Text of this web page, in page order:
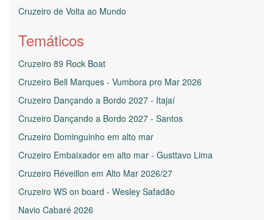
Cruzeiro de Volta ao Mundo
Temáticos
Cruzeiro 89 Rock Boat
Cruzeiro Bell Marques - Vumbora pro Mar 2026
Cruzeiro Dançando a Bordo 2027 - Itajaí
Cruzeiro Dançando a Bordo 2027 - Santos
Cruzeiro Dominguinho em alto mar
Cruzeiro Embaixador em alto mar - Gusttavo Lima
Cruzeiro Réveillon em Alto Mar 2026/27
Cruzeiro WS on board - Wesley Safadão
Navio Cabaré 2026